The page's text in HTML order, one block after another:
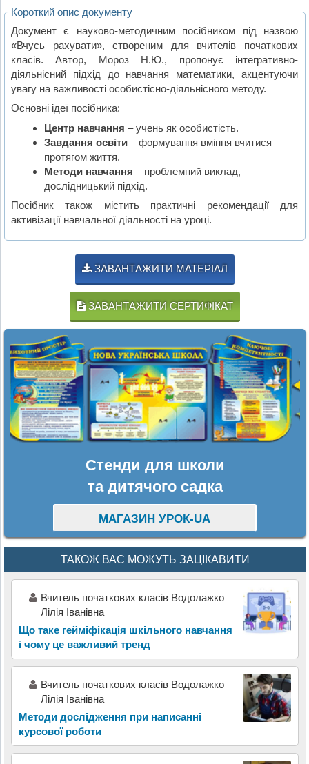
Короткий опис документу
Документ є науково-методичним посібником під назвою
«Вчусь рахувати», створеним для вчителів початкових
класів. Автор, Мороз Н.Ю., пропонує інтегративно-
діяльнісний підхід до навчання математики, акцентуючи
увагу на важливості особистісно-діяльнісного методу.
Основні ідеї посібника:
Центр навчання – учень як особистість.
Завдання освіти– формування вміння вчитися
протягом життя.
Методи навчання – проблемний виклад,
дослідницький підхід.
Посібник також містить практичні рекомендації для
активізації навчальної діяльності на уроці.
ЗАВАНТАЖИТИ МАТЕРІАЛ
ЗАВАНТАЖИТИ СЕРТИФІКАТ
Стенди для школи
та дитячого садка
МАГАЗИН УРОК-UA
ТАКОЖ ВАС МОЖУТЬ ЗАЦІКАВИТИ
Вчитель початкових класів Водолажко
Лілія Іванівна
Що таке гейміфікація шкільного навчання
і чому це важливий тренд
Вчитель початкових класів Водолажко
Лілія Іванівна
Методи дослідження при написанні
курсової роботи